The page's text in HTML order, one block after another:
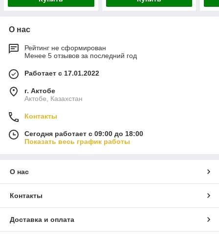
О нас
Рейтинг не сформирован
Менее 5 отзывов за последний год
Работает с 17.01.2022
г. Актобе
Актобе, Казахстан
Контакты
Сегодня работает с 09:00 до 18:00
Показать весь график работы
О нас
Контакты
Доставка и оплата